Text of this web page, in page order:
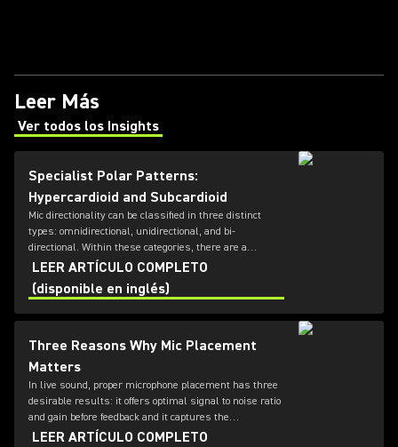
Leer Más
Ver todos los Insights
(Opens in a new tab)
Specialist Polar Patterns:
Hypercardioid and Subcardioid
Mic directionality can be classified in three distinct
types: omnidirectional, unidirectional, and bi-
directional. Within these categories, there are a
number of different directional patterns known as
polar-patterns; the most commonly known types are
cardioid and supercardioid. For a large number of
common applications, these will get you pretty far - but
LEER ARTÍCULO COMPLETO
(disponible en inglés)
Three Reasons Why Mic Placement
Matters
In live sound, proper microphone placement has three
desirable results: it offers optimal signal to noise ratio
and gain before feedback and it captures the
instrument's "sweet spot."
LEER ARTÍCULO COMPLETO